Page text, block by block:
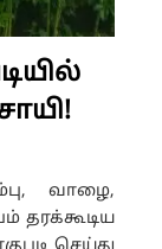
வாழை,